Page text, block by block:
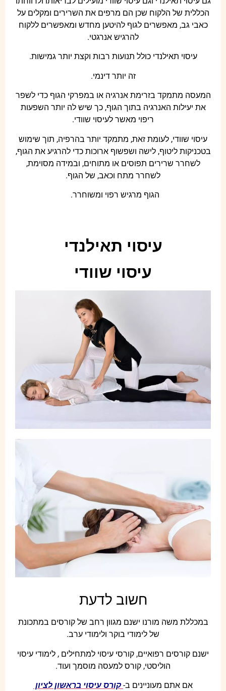
הכללית של הלקוח שכן הם מרפים את השרירים ומקלים על
כאבי גב, מאפשרים לגוף להיטען מחדש ומאפשרים ללקוח
להרגיש אנרגטי.
עיסוי תאילנדי כולל תנועות רבות וקצת יותר גמישות.
זה יותר דינמי.
המעסה מתמקד בזרימת אנרגיה או במפרקי הגוף כדי לשפר
את יעילות האנרגיה בתוך הגוף, כך שיש לה יותר השפעות
ריפוי מאשר לעיסוי שוודי.
עיסוי שוודי, לעומת זאת, מתמקד יותר בהרפיה, תוך שימוש
בטכניקות ליטוף, לישה ושפשוף ארוכות כדי להרגיע את הגוף,
לשחרר שרירים תפוסים או מתוחים, ובמידה מסוימת,
לשחרר מתח וכאב, של הגוף.
הגוף מרגיש רפוי ומשוחרר.
עיסוי תאילנדי
עיסוי שוודי
חשוב לדעת
במכללת משה מורנו ישנם מגוון רחב של קורסים במתכונת
של לימודי בוקר ולימודי ערב.
ישנם קורסים רפואיים, קורסי עיסוי למתחילים , לימודי עיסוי
הוליסטי, קורס למעסה מוסמך ועוד.
אם אתם מעוניינים ב- קורס עיסוי בראשון לציון